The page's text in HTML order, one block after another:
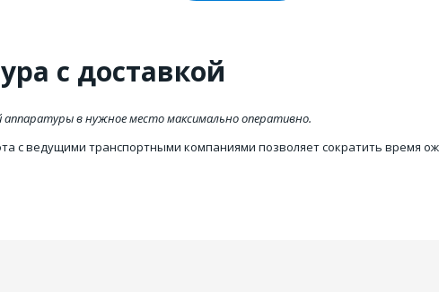
Вся топливная аппаратура у нас!
По лучшим ценам и с реальной
с доставкой
в нужное место максимально оперативно.
с ведущими транспортными компаниями позволяет сократить время